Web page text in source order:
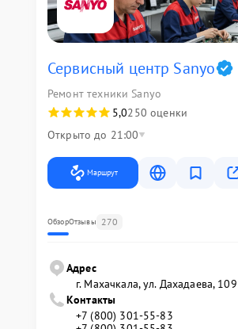
Сервисный центр Sanyo
Ремонт техники Sanyo
5,0250 оценки
Открыто до 21:00
Маршрут
ОбзорОтзывы 270
Адрес
г. Махачкала, ул. Дахадаева, 109
Контакты
+7 (800) 301-55-83